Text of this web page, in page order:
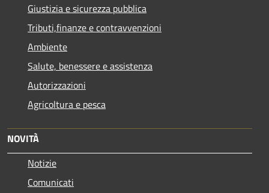
Giustizia e sicurezza pubblica
Tributi,finanze e contravvenzioni
Ambiente
Salute, benessere e assistenza
Autorizzazioni
Agricoltura e pesca
NOVITÀ
Notizie
Comunicati